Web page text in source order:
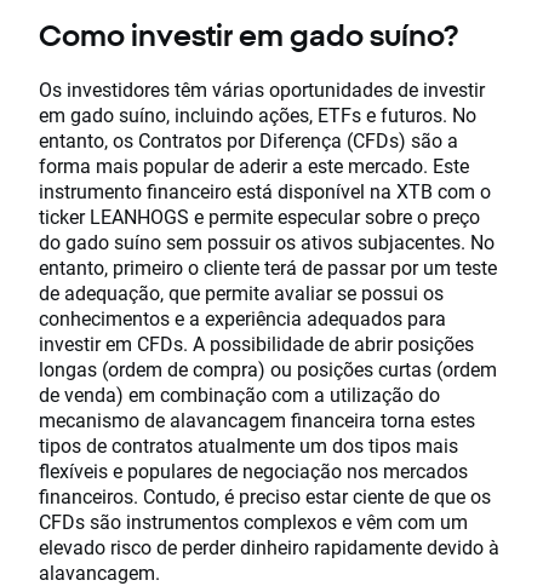
Como investir em gado suíno?
Os investidores têm várias oportunidades de investir
em gado suíno, incluindo ações, ETFs e futuros. No
entanto, os Contratos por Diferença (CFDs) são a
forma mais popular de aderir a este mercado. Este
instrumento financeiro está disponível na XTB com o
ticker LEANHOGS e permite especular sobre o preço
do gado suíno sem possuir os ativos subjacentes. No
entanto, primeiro o cliente terá de passar por um teste
de adequação, que permite avaliar se possui os
conhecimentos e a experiência adequados para
investir em CFDs. A possibilidade de abrir posições
longas (ordem de compra) ou posições curtas (ordem
de venda) em combinação com a utilização do
mecanismo de alavancagem financeira torna estes
tipos de contratos atualmente um dos tipos mais
flexíveis e populares de negociação nos mercados
financeiros. Contudo, é preciso estar ciente de que os
CFDs são instrumentos complexos e vêm com um
elevado risco de perder dinheiro rapidamente devido à
alavancagem.